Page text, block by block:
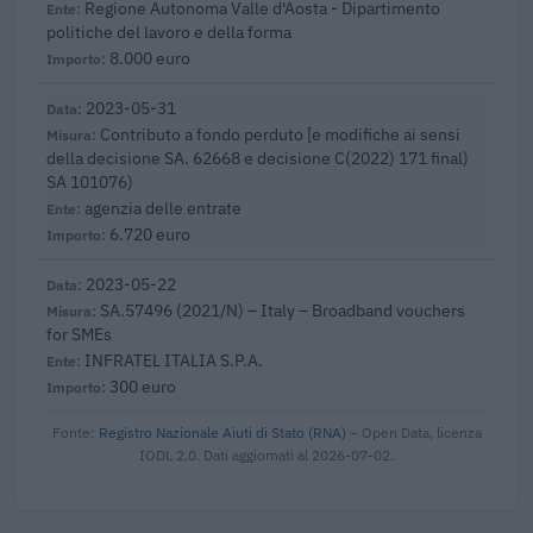
Regione Autonoma Valle d'Aosta - Dipartimento
politiche del lavoro e della forma
8.000 euro
2023-05-31
Contributo a fondo perduto [e modifiche ai sensi
della decisione SA. 62668 e decisione C(2022) 171 final)
SA 101076)
agenzia delle entrate
6.720 euro
2023-05-22
SA.57496 (2021/N) – Italy – Broadband vouchers
for SMEs
INFRATEL ITALIA S.P.A.
300 euro
Fonte: Registro Nazionale Aiuti di Stato (RNA) – Open Data, licenza
IODL 2.0. Dati aggiornati al 2026-07-02.